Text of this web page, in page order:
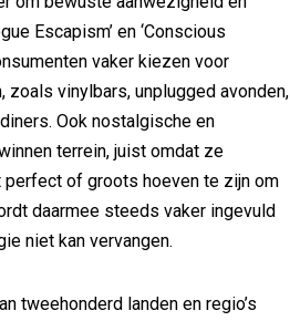
Escapism’ en ‘Conscious
vaker kiezen voor
zoals vinylbars, unplugged avonden,
Ook nostalgische en
terrein, juist omdat ze
perfect of groots hoeven te zijn om
daarmee steeds vaker ingevuld
niet kan vervangen.
tweehonderd landen en regio’s